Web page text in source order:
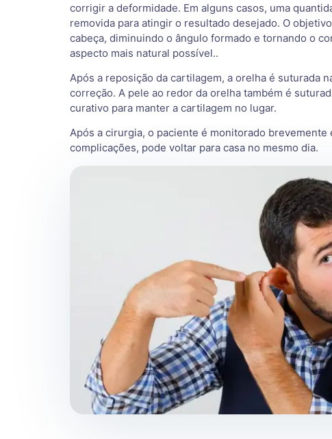
corrigir a deformidade. Em alguns casos, uma
removida para atingir o resultado desejado. O
cabeça, diminuindo o ângulo formado e tornando o
aspecto mais natural possível..
Após a reposição da cartilagem, a orelha é suturada
correção. A pele ao redor da orelha também é
curativo para manter a cartilagem no lugar.
Após a cirurgia, o paciente é monitorado brevemente
complicações, pode voltar para casa no mesmo dia.